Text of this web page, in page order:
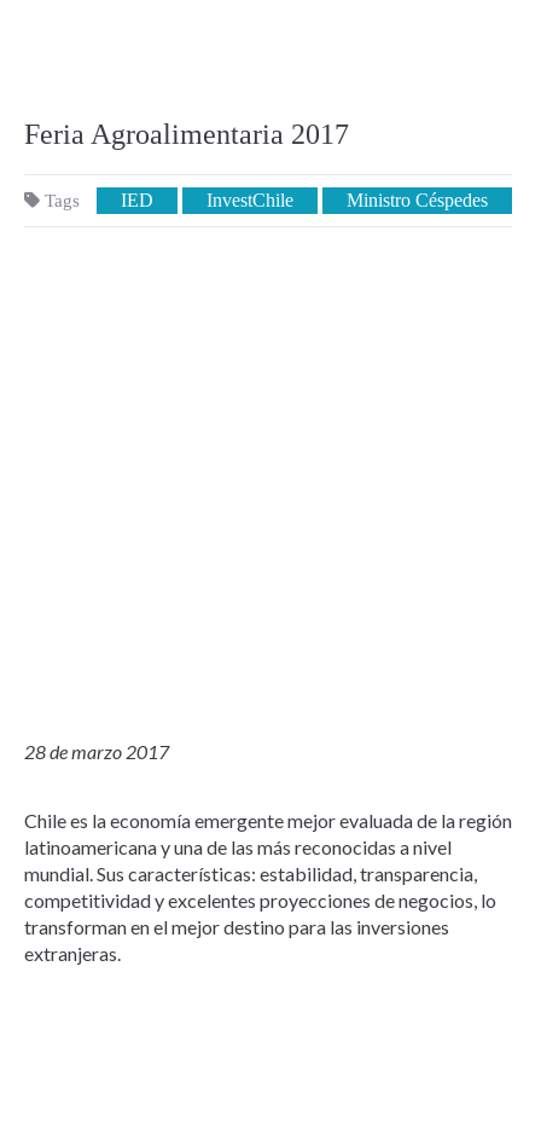
Feria Agroalimentaria 2017
Tags IED InvestChile Ministro Céspedes
28 de marzo 2017
Chile es la economía emergente mejor evaluada de la región
latinoamericana y una de las más reconocidas a nivel
mundial. Sus características: estabilidad, transparencia,
competitividad y excelentes proyecciones de negocios, lo
transforman en el mejor destino para las inversiones
extranjeras.